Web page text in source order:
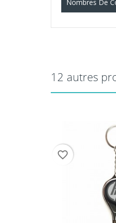
Nombres De
12 autres
favorite_border